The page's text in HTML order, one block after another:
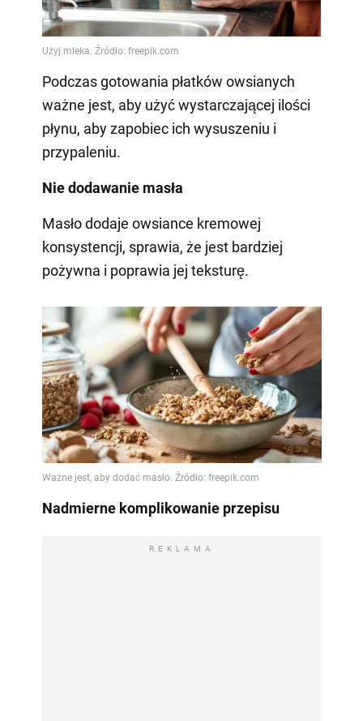
Podczas gotowania płatków owsianych
ważne jest, aby użyć wystarczającej ilości
płynu, aby zapobiec ich wysuszeniu i
przypaleniu.
Nie dodawanie masła
Masło dodaje owsiance kremowej
konsystencji, sprawia, że jest bardziej
pożywna i poprawia jej teksturę.
Nadmierne komplikowanie przepisu
REKLAMA